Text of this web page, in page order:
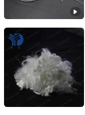
Jiangyin Yueda
Jiangsu, China